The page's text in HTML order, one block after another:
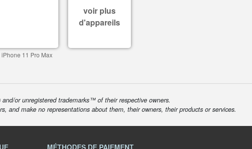
iPhone 11 Pro Max
voir plus
d'appareils
or unregistered trademarks™ of their respective owners.
and make no representations about them, their owners, their products or services.
MÉTHODES DE PAIEMENT